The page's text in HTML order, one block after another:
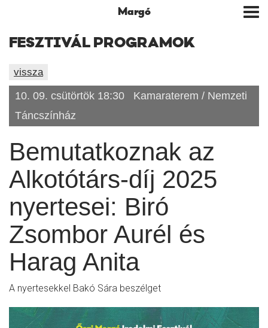
Margó
FESZTIVÁL PROGRAMOK
vissza
10. 09. csütörtök 18:30
Kamaraterem / Nemzeti
Táncszínház
Bemutatkoznak az
Alkotótárs-díj 2025
nyertesei: Biró
Zsombor Aurél és
Harag Anita
A nyertesekkel Bakó Sára beszélget